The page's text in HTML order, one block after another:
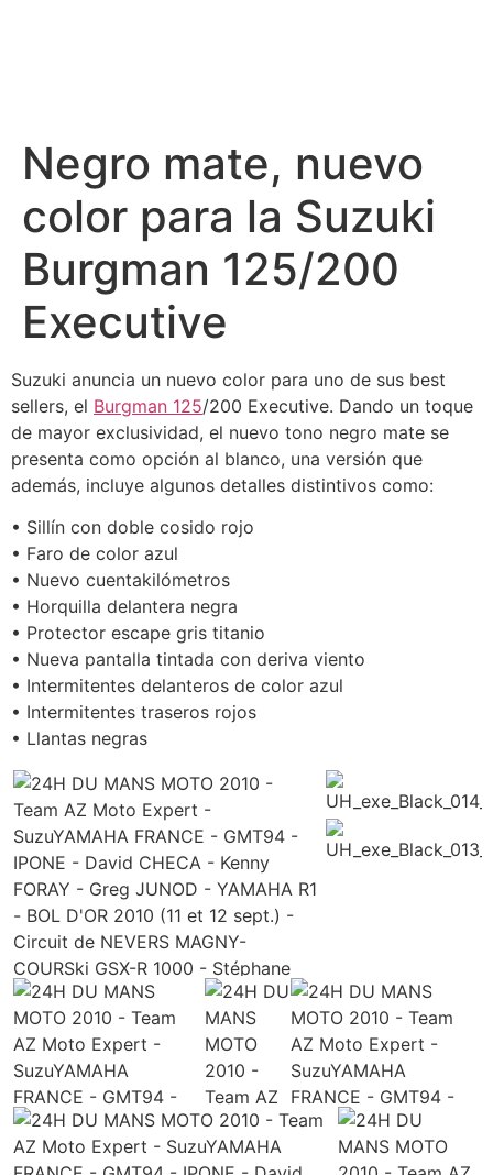
Negro mate, nuevo
color para la Suzuki
Burgman 125/200
Executive
Suzuki anuncia un nuevo color para uno de sus best
sellers, el Burgman 125/200 Executive. Dando un toque
de mayor exclusividad, el nuevo tono negro mate se
presenta como opción al blanco, una versión que
además, incluye algunos detalles distintivos como:
• Sillín con doble cosido rojo
• Faro de color azul
• Nuevo cuentakilómetros
• Horquilla delantera negra
• Protector escape gris titanio
• Nueva pantalla tintada con deriva viento
• Intermitentes delanteros de color azul
• Intermitentes traseros rojos
• Llantas negras